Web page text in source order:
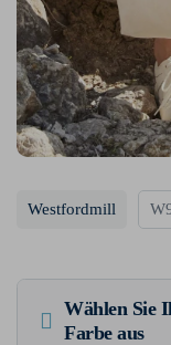
Westfordmill
Wählen Sie
Farbe aus